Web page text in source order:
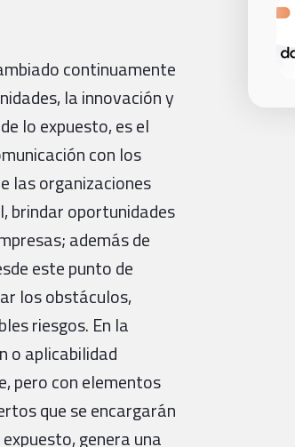
continuamente
la innovación y
lo expuesto, es el
con los
las organizaciones
brindar oportunidades
además de
este punto de
los obstáculos,
riesgos. En la
o aplicabilidad
pero con elementos
que se encargarán
genera una